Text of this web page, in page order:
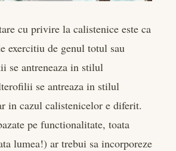
cu privire la calistenice este ca
exercitiu de genul totul sau
se antreneaza in stilul
se antreaza in stilul
in cazul calistenicelor e diferit.
pe functionalitate, toata
lumea!) ar trebui sa incorporeze